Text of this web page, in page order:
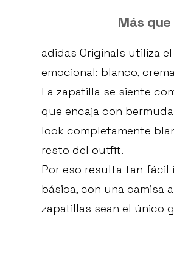
Más
adidas Originals utiliza
emocional: blanco,
La zapatilla se siente
que encaja con
look completamente
resto del outfit.
Por eso resulta tan fácil
básica, con una camisa
zapatillas sean el único